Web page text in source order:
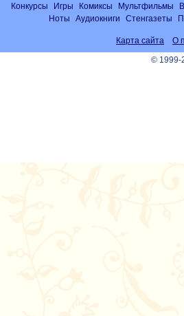
Конкурсы Игры Комиксы Мультфильмы
Ноты
Аудиокниги Стенгазеты
Карта сайта О
© 1999-